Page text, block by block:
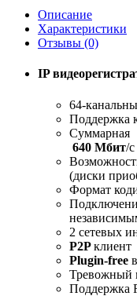
Описание
Характеристики
Отзывы (0)
IP
64-
Поддержка
640 Мбит/с
(диски
Формат
2 сетевых
P2Pклиент
Plugin-free
Тревожный
Поддержка